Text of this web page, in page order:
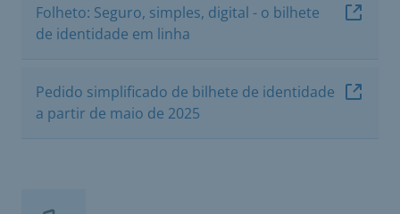
Folheto: Seguro, simples, digital - o bilhete
de identidade em linha
Pedido simplificado de bilhete de identidade
a partir de maio de 2025